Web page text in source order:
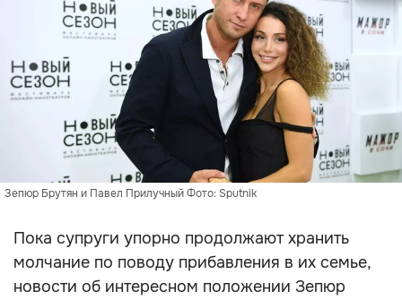
Зепюр Брутян и Павел Прилучный Фото: Sputnik
Пока супруги упорно продолжают хранить
молчание по поводу прибавления в их семье,
новости об интересном положении Зепюр